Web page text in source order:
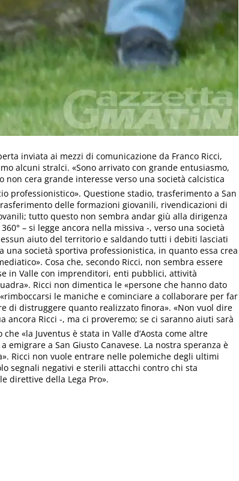
inviata ai mezzi di comunicazione da Franco Ricci,
alcuni stralci. «Sono arrivato con grande entusiasmo,
cera grande interesse verso una società calcistica
professionistico». Questione stadio, trasferimento a San
delle formazioni giovanili, rivendicazioni di
tutto questo non sembra andar giù alla dirigenza
– si legge ancora nella missiva -, verso una società
aiuto del territorio e saldando tutti i debiti lasciati
società sportiva professionistica, in quanto essa crea
Cosa che, secondo Ricci, non sembra essere
in Valle con imprenditori, enti pubblici, attività
Ricci non dimentica le «persone che hanno dato
le maniche e cominciare a collaborare per far
di distruggere quanto realizzato finora». «Non vuol dire
ancora Ricci -, ma ci proveremo; se ci saranno aiuti sarà
«la Juventus è stata in Valle d’Aosta come altre
a San Giusto Canavese. La nostra speranza è
Ricci non vuole entrare nelle polemiche degli ultimi
segnali negativi e sterili attacchi contro chi sta
direttive della Lega Pro».